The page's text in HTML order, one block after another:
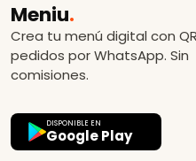
Meniu.
Crea tu menú digital con
pedidos por WhatsApp. Sin
comisiones.
DISPONIBLE EN
Google Play